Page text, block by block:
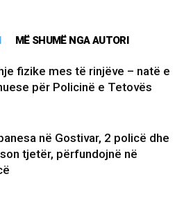
MË SHUMË NGA AUTORI
fizike mes të rinjëve – natë e
për Policinë e Tetovës
në Gostivar, 2 policë dhe
tjetër, përfundojnë në